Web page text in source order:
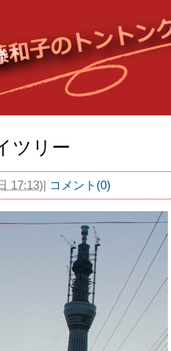
ツリー
17:13)| コメント(0)